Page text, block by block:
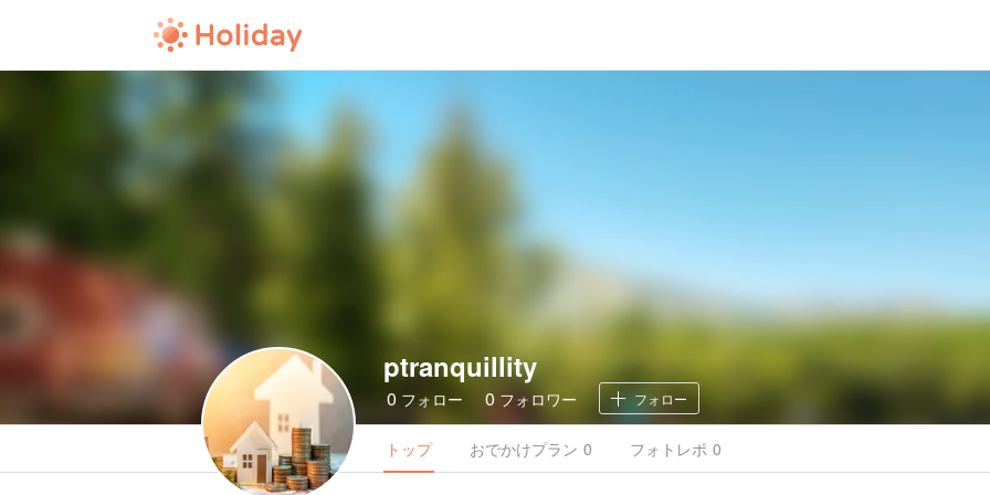
ptranquillity
0 フォロー 0 フォロワー フォロー
トップ おでかけプラン 0 フォトレポ 0